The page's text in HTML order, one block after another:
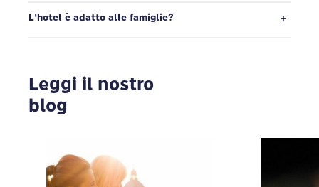
L'hotel è adatto alle famiglie?
Leggi il nostro
blog